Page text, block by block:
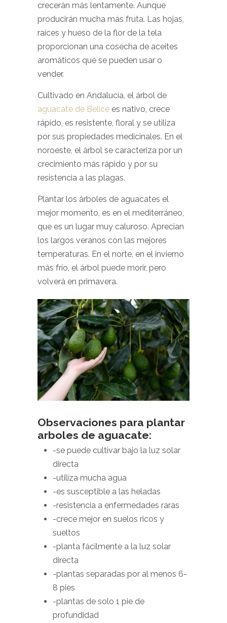
crecerán más lentamente. Aunque
producirán mucha más fruta. Las hojas,
raíces y hueso de la flor de la tela
proporcionan una cosecha de aceites
aromáticos que se pueden usar o
vender.
Cultivado en Andalucía, el árbol de
aguacate de Belice es nativo, crece
rápido, es resistente, floral y se utiliza
por sus propiedades medicinales. En el
noroeste, el árbol se caracteriza por un
crecimiento más rápido y por su
resistencia a las plagas.
Plantar los árboles de aguacates el
mejor momento, es en el mediterráneo,
que es un lugar muy caluroso. Aprecian
los largos veranos con las mejores
temperaturas. En el norte, en el invierno
más frío, el árbol puede morir, pero
volverá en primavera.
Observaciones para plantar
arboles de aguacate:
-se puede cultivar bajo la luz solar
directa
-utiliza mucha agua
-es susceptible a las heladas
-resistencia a enfermedades raras
-crece mejor en suelos ricos y
sueltos
-planta fácilmente a la luz solar
directa
-plantas separadas por al menos 6-
8 pies
-plantas de solo 1 pie de
profundidad